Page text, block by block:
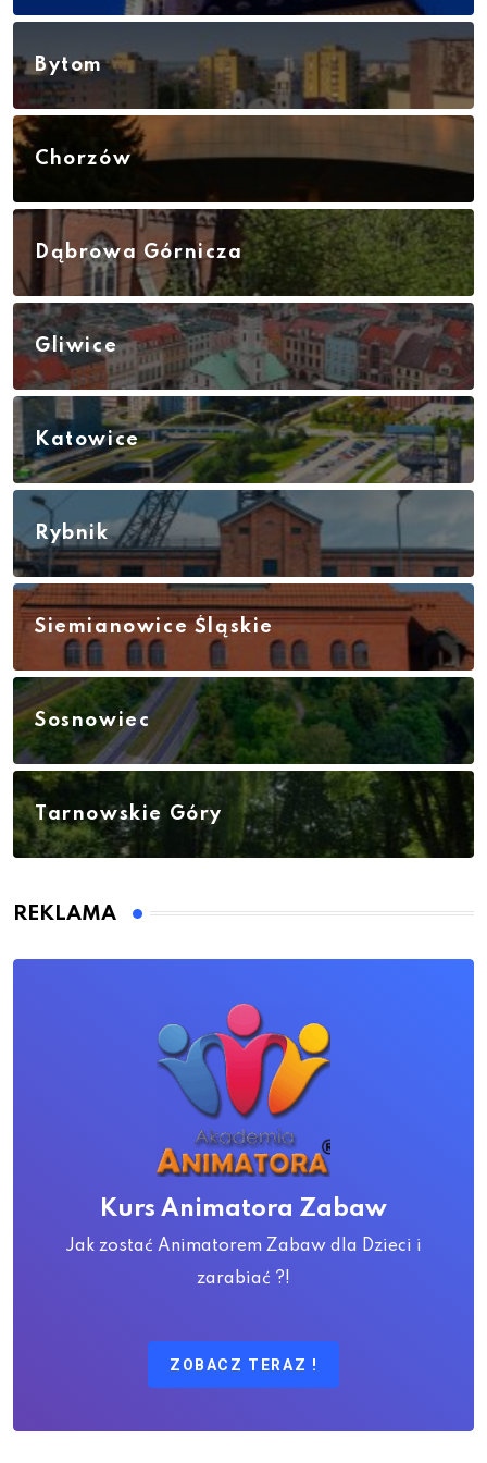
Bytom
Chorzów
Dąbrowa Górnicza
Gliwice
Katowice
Rybnik
Siemianowice Śląskie
Sosnowiec
Tarnowskie Góry
REKLAMA
Kurs Animatora Zabaw
Jak zostać Animatorem Zabaw dla Dzieci i
zarabiać ?!
ZOBACZ TERAZ !